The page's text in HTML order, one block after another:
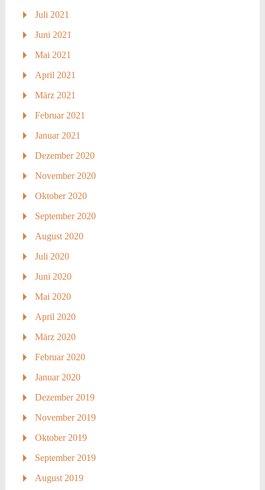
Juli 2021
Juni 2021
Mai 2021
April 2021
März 2021
Februar 2021
Januar 2021
Dezember 2020
November 2020
Oktober 2020
September 2020
August 2020
Juli 2020
Juni 2020
Mai 2020
April 2020
März 2020
Februar 2020
Januar 2020
Dezember 2019
November 2019
Oktober 2019
September 2019
August 2019